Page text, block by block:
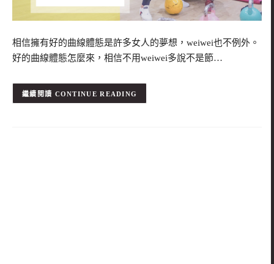
相信擁有好的曲線體態是許多女人的夢想，weiwei也不例外。
好的曲線體態怎麼來，相信不用weiwei多說不是節…
CONTINUE READING